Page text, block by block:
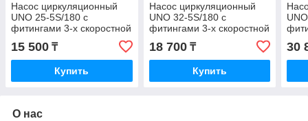
Насос циркуляционный
UNO 25-5S/180 с
фитингами 3-х скоростной
15 500 ₸
Купить
Насос циркуляционный
UNO 32-5S/180 с
фитингами 3-х скоростной
18 700₸
Купить
30
О нас